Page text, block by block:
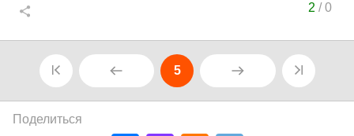
2 /0
5
Поделиться